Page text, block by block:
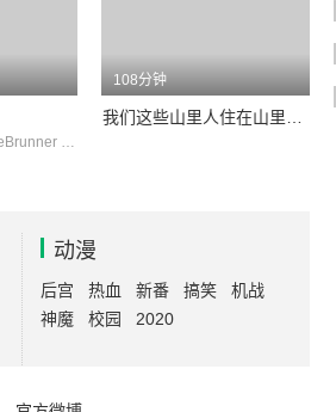
AngelPierce / SibylleBrunner / WernerRehm
108分钟
动漫
后宫 热血 新番 搞笑
机战
神魔
校园 2020